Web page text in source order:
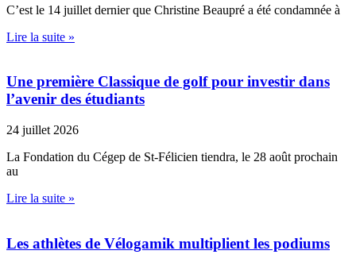
C’est le 14 juillet dernier que Christine Beaupré a été condamnée à
Lire la suite »
Une première Classique de golf pour investir dans
l’avenir des étudiants
24 juillet 2026
La Fondation du Cégep de St-Félicien tiendra, le 28 août prochain
au
Lire la suite »
Les athlètes de Vélogamik multiplient les podiums